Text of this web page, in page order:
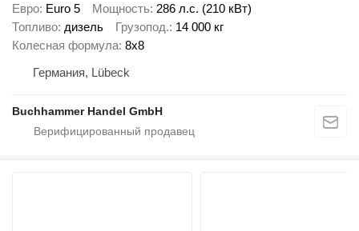
Евро Euro 5 Мощность 286 л.с. (210 кВт)
Топливо дизель Грузопод. 14 000 кг
Колесная формула 8x8
Германия, Lübeck
Buchhammer Handel GmbH